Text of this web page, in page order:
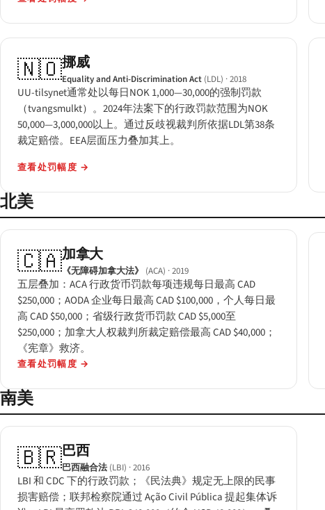
🇳🇴挪威
Equality and Anti-Discrimination Act (LDL) · 2018
UU-tilsynet通常处以每日NOK 1,000—30,000的强制罚款
（tvangsmulkt）。2024年法案下的行政罚款范围为NOK
50,000—3,000,000以上。通过反歧视裁判所依据LDL第38条
裁定赔偿。EEA层面压力叠加其上。
查看处罚幅度 →
北美
🇨🇦加拿大
《无障碍加拿大法》 (ACA) · 2019
五层叠加：ACA 行政货币罚款每项违规每日最高 CAD
$250,000；AODA 企业每日最高 CAD $100,000，个人每日最
高 CAD $50,000；省级行政货币罚款 CAD $5,000至
$250,000；加拿大人权裁判所裁定赔偿最高 CAD $40,000；
《宪章》救济。
查看处罚幅度 →
南美
🇧🇷巴西
巴西融合法 (LBI) · 2016
LBI 和 CDC 下的行政罚款；《民法典》规定无上限的民事
损害赔偿；联邦检察院通过 Ação Civil Pública 提起集体诉